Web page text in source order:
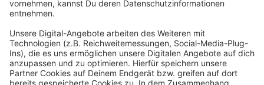
Düsseldorf
Fr., 21.01., 18:30 Uhr Fortuna Düsseldorf - 1. FC
Nürnberg
So., 06.02., 13:30 Uhr Holstein Kiel - Fortuna
Düsseldorf